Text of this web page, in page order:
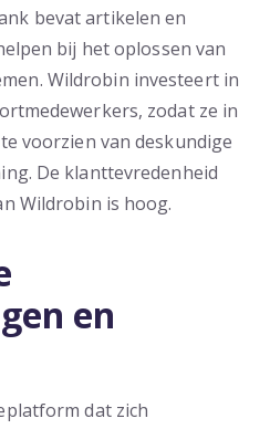
bevat artikelen en
bij het oplossen van
Wildrobin investeert in
zodat ze in
voorzien van deskundige
De klanttevredenheid
Wildrobin is hoog.
en
dat zich